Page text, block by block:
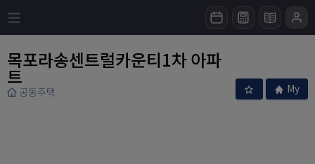
목포라송센트럴카운티1차 아파
트
공동주택 My